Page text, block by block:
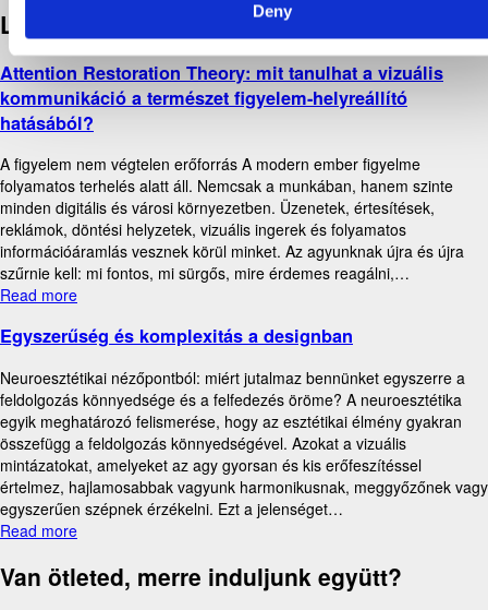
Deny
Log
Attention Restoration Theory: mit tanulhat a vizuális
kommunikáció a természet figyelem-helyreállító
hatásából?
A figyelem nem végtelen erőforrás A modern ember figyelme
folyamatos terhelés alatt áll. Nemcsak a munkában, hanem szinte
minden digitális és városi környezetben. Üzenetek, értesítések,
reklámok, döntési helyzetek, vizuális ingerek és folyamatos
információáramlás vesznek körül minket. Az agyunknak újra és újra
szűrnie kell: mi fontos, mi sürgős, mire érdemes reagálni,…
Read more
Egyszerűség és komplexitás a designban
Neuroesztétikai nézőpontból: miért jutalmaz bennünket egyszerre a
feldolgozás könnyedsége és a felfedezés öröme? A neuroesztétika
egyik meghatározó felismerése, hogy az esztétikai élmény gyakran
összefügg a feldolgozás könnyedségével. Azokat a vizuális
mintázatokat, amelyeket az agy gyorsan és kis erőfeszítéssel
értelmez, hajlamosabbak vagyunk harmonikusnak, meggyőzőnek vagy
egyszerűen szépnek érzékelni. Ezt a jelenséget…
Read more
Van ötleted, merre induljunk együtt?